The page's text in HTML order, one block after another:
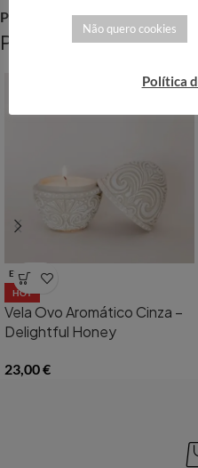
Partilhar:
Produtos
ESGOTADO
HOT
Vela Ovo Aromático Cinza –
Delightful Honey
23,00€
Não quero cookies
Política